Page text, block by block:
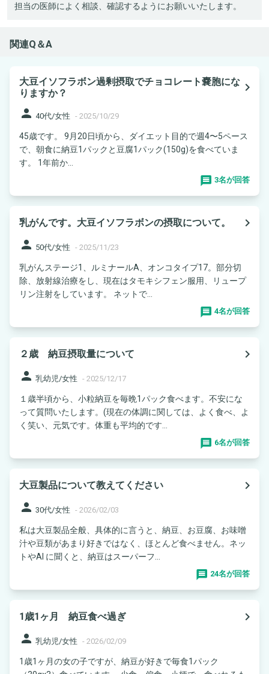
担当の医師によく相談、確認するようにお願いいたします。
関連Q＆A
大豆イソフラボン過剰摂取でチョコレート嚢胞にな
りますか？
navigate_next
person 40代/女性 - 2025/10/29
45歳です。 9月20日頃から、ダイエット目的で週4〜5ペース
で、朝食に納豆1パックと豆腐1パック(150g)を食べていま
す。 1年前か...
3名が回答
乳がんです。大豆イソフラボンの摂取について。
navigate_next
person 50代/女性 - 2025/11/23
乳がんステージ1、ルミナールA、オンコタイプ17。部分切
除、放射線治療をし、現在はタモキシフェン服用、リュープ
リン注射をしています。 ネットで...
4名が回答
２歳 納豆摂取量について
navigate_next
person 乳幼児/女性 - 2025/12/17
１歳半頃から、小粒納豆を毎晩1パック食べます。不安にな
って質問いたします。(現在の体調に関しては、よく食べ、よ
く笑い、元気です。体重も平均的です...
6名が回答
大豆製品について教えてください
navigate_next
person 30代/女性 - 2026/02/03
私は大豆製品全般、具体的に言うと、納豆、お豆腐、お味噌
汁や豆類があまり好きではなく、ほとんど食べません。ネッ
トやAI に聞くと、納豆はスーパーフ...
24名が回答
1歳1ヶ月 納豆食べ過ぎ
navigate_next
person 乳幼児/女性 - 2026/02/09
1歳1ヶ月の女の子ですが、納豆が好きで毎食1パック